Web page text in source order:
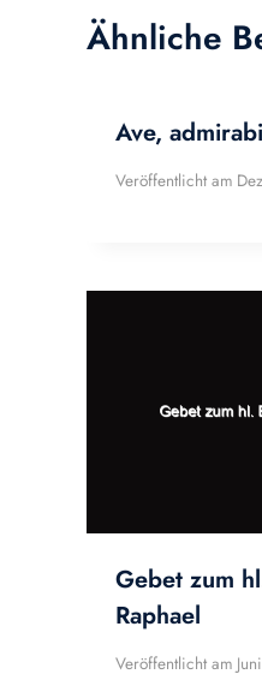
Ähnliche
Ave,
Veröffentlicht am
Gebet zum
Raphael
Veröffentlicht am